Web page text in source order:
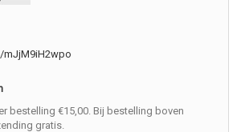
bestelling €15,00. Bij bestelling boven
gratis.